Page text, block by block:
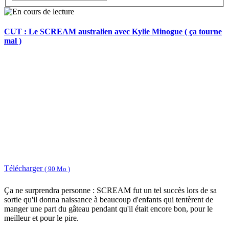
CUT : Le SCREAM australien avec Kylie Minogue ( ça tourne
mal )
Télécharger ( 90 Mo )
Ça ne surprendra personne : SCREAM fut un tel succès lors de sa
sortie qu'il donna naissance à beaucoup d'enfants qui tentèrent de
manger une part du gâteau pendant qu'il était encore bon, pour le
meilleur et pour le pire.